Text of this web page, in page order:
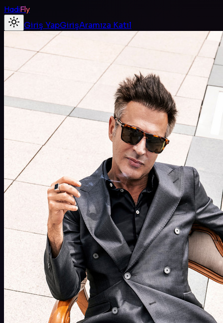
HadiFly
Giriş YapGirişAramıza Katıl